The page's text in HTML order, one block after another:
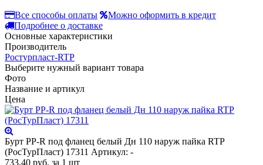
Все способы оплаты
Можно оформить в кредит
Подробнее о доставке
Основные характеристики
Производитель
Ростурпласт-RTP
Выберите нужный вариант товара
Фото
Название и артикул
Цена
Бурт PP-R под фланец белый Дн 110 наруж пайка RTP
(РосТурПласт) 17311 Артикул: -
733.40 руб. за 1 шт